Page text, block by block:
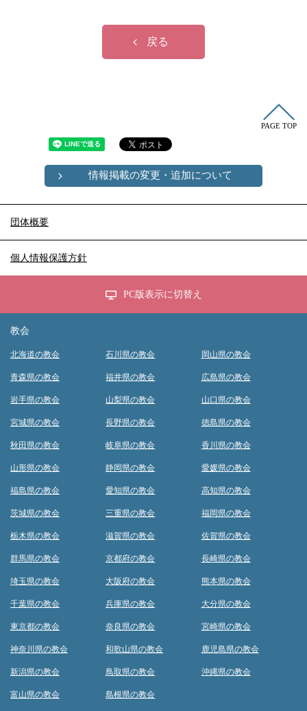
戻る
PAGE TOP
情報掲載の変更・追加について
団体概要
個人情報保護方針
PC版表示に切替え
教会
北海道の教会
青森県の教会
岩手県の教会
宮城県の教会
秋田県の教会
山形県の教会
福島県の教会
茨城県の教会
栃木県の教会
群馬県の教会
埼玉県の教会
千葉県の教会
東京都の教会
神奈川県の教会
新潟県の教会
富山県の教会
石川県の教会
福井県の教会
山梨県の教会
長野県の教会
岐阜県の教会
静岡県の教会
愛知県の教会
三重県の教会
滋賀県の教会
京都府の教会
大阪府の教会
兵庫県の教会
奈良県の教会
和歌山県の教会
鳥取県の教会
島根県の教会
岡山県の教会
広島県の教会
山口県の教会
徳島県の教会
香川県の教会
愛媛県の教会
高知県の教会
福岡県の教会
佐賀県の教会
長崎県の教会
熊本県の教会
大分県の教会
宮崎県の教会
鹿児島県の教会
沖縄県の教会